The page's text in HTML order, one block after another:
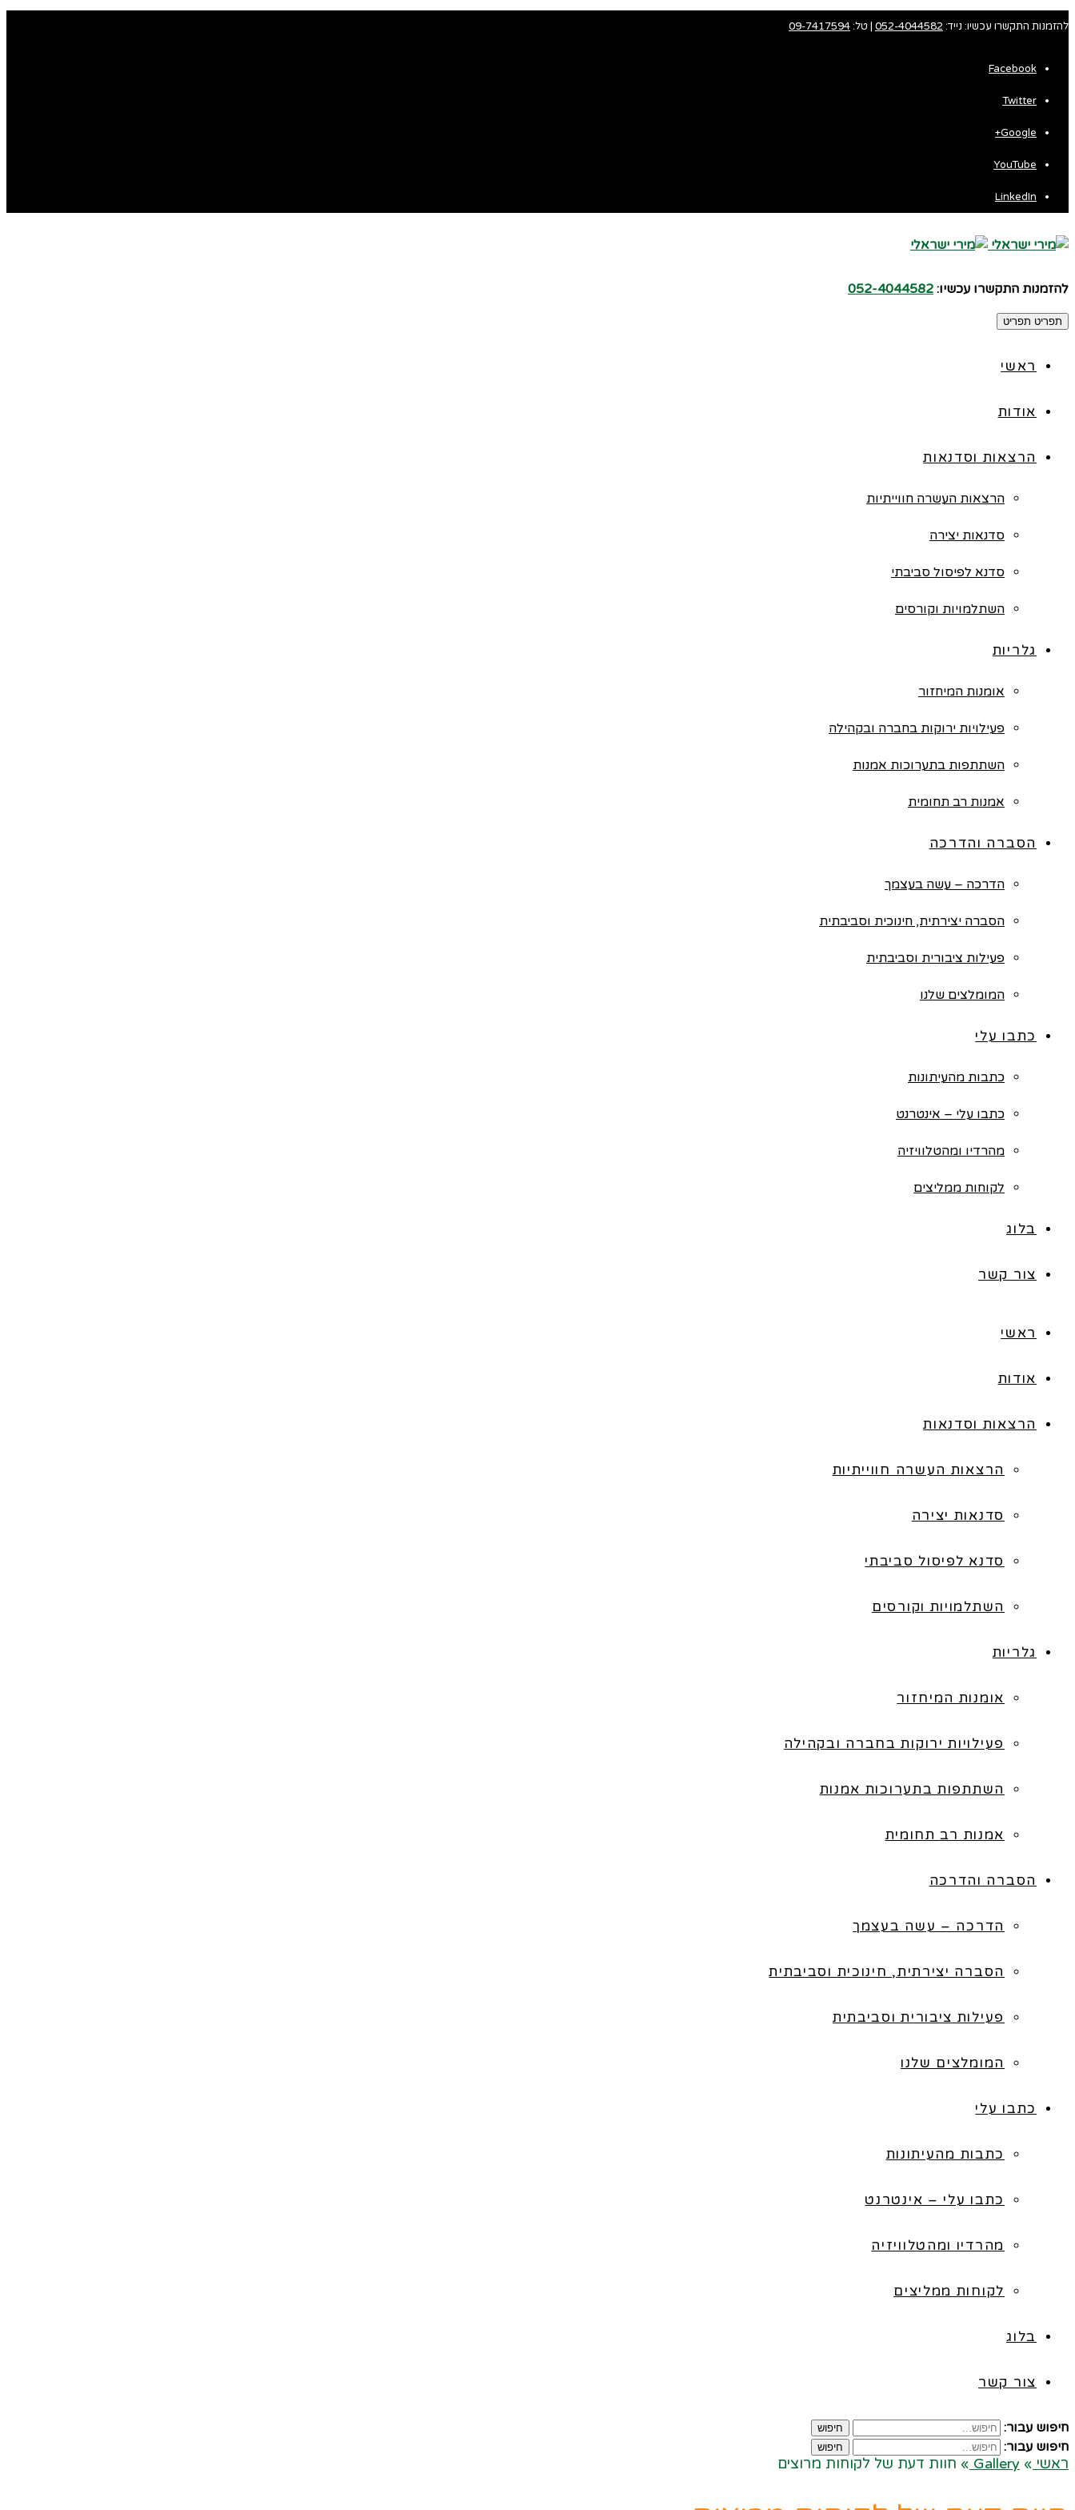
להזמנות התקשרו עכשיו: נייד: 052-4044582 | טל:09-7417594
Facebook
Twitter
Google+
YouTube
LinkedIn
להזמנות התקשרו עכשיו: 052-4044582
תפריט תפריט
ראשי
אודות
הרצאות וסדנאות
הרצאות העשרה חווייתיות
סדנאות יצירה
סדנא לפיסול סביבתי
השתלמויות וקורסים
גלריות
אומנות המיחזור
פעילויות ירוקות בחברה ובקהילה
השתתפות בתערוכות אמנות
אמנות רב תחומית
הסברה והדרכה
הדרכה – עשה בעצמך
הסברה יצירתית, חינוכית וסביבתית
פעילות ציבורית וסביבתית
המומלצים שלנו
כתבו עלי
כתבות מהעיתונות
כתבו עלי – אינטרנט
מהרדיו ומהטלוויזיה
לקוחות ממליצים
בלוג
צור קשר
ראשי
אודות
הרצאות וסדנאות
הרצאות העשרה חווייתיות
סדנאות יצירה
סדנא לפיסול סביבתי
השתלמויות וקורסים
גלריות
אומנות המיחזור
פעילויות ירוקות בחברה ובקהילה
השתתפות בתערוכות אמנות
אמנות רב תחומית
הסברה והדרכה
הדרכה – עשה בעצמך
הסברה יצירתית, חינוכית וסביבתית
פעילות ציבורית וסביבתית
המומלצים שלנו
כתבו עלי
כתבות מהעיתונות
כתבו עלי – אינטרנט
מהרדיו ומהטלוויזיה
לקוחות ממליצים
בלוג
צור קשר
חיפוש עבור: חיפוש
חיפוש עבור: חיפוש
ראשי »
Gallery
» חוות דעת של לקוחות מרוצים